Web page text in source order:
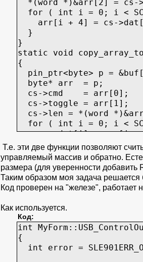
*(word *)&arr[2] = cs-
for ( int i = 0; i <
arr[i + 4] = cs-
}
}
static void
{
pin_ptr<byte> p =
byte* arr = p;
cs->cmd = arr[0];
cs->toggle = arr[1];
cs->len = *(word
for ( int i = 0; i <
cs->dat[i] = arr[i +
}
}
Т.е. эти две функции позволяют
управляемый массив и обратно.
размера (для уверенности добавить
Таким образом моя задача решается
Код проверен на "железе", работает
Как используется.
Код:
int
{
int error =